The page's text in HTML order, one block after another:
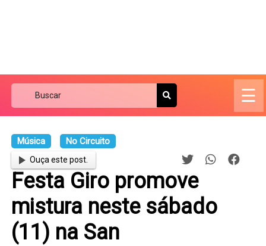
☰
Música No Circuito
Ouça este post.
Festa Giro promove
mistura neste sábado
(11) na San